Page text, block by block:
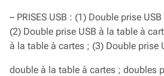
– PRISES USB : (1) Double prise
(2) Double prise USB à la table à
à la table à cartes ; (3) Double prise
double à la table à cartes ; doubles